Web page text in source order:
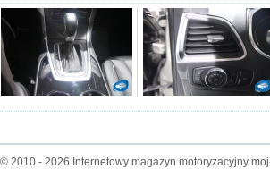
© 2010 - 2026 Internetowy magazyn motoryzacyjny